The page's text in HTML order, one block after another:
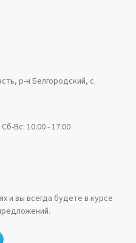
р-н Белгородский, с.
Вс: 10:00 - 17:00
и вы всегда будете в курсе